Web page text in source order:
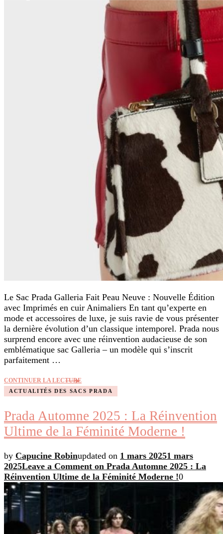
Le Sac Prada Galleria Fait Peau Neuve : Nouvelle Édition
avec Imprimés en cuir Animaliers En tant qu’experte en
mode et accessoires de luxe, je suis ravie de vous présenter
la dernière évolution d’un classique intemporel. Prada nous
surprend encore avec une réinvention audacieuse de son
emblématique sac Galleria – un modèle qui s’inscrit
parfaitement …
CONTINUER LA LECTURE
ACTUALITÉS DES SACS PRADA
Prada Automne 2025 : La Réinvention
Ultime de la Féminité Moderne !
by Capucine Robinupdated on 1 mars 20251 mars
2025Leave a Comment on Prada Automne 2025 : La
Réinvention Ultime de la Féminité Moderne !0